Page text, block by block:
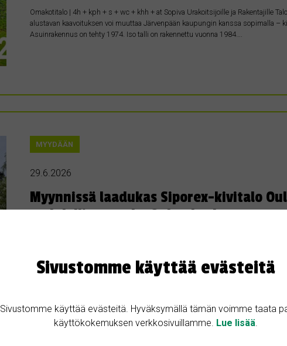
Omakotitalo | 4h + kph + s + wc + khh + at Sopiva Urakoitsijoille ja Rakentajille
alustavan kaavoituksen voi muuttaa Järvenpään kaupungin kanssa sopimalla –
Asuinrakennus on tehty 1974. Iso talli on rakennettu vuonna 1984….
MYYDÄÄN
29.6.2026
Myynnissä laadukas Siporex-kivitalo
mahdollista osake Oulun keskustasta
energiatehokasta ja kestävää kotia luonnonläheisestä ympäristöstä? Nyt tarjolla
Varjakassa, vain noin 20 minuutin ajomatkan päässä Oulun keskustasta. 💰
Sivustomme käyttää evästeitä
Sivustomme käyttää evästeitä. Hyväksymällä tämän voimme taata
käyttökokemuksen verkkosivuillamme. Lue lisää